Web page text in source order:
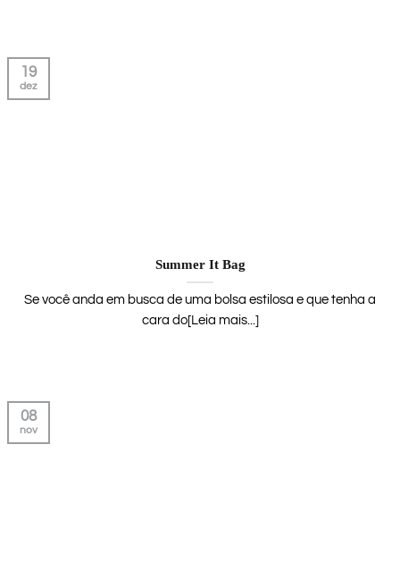
Summer It Bag
Se você anda em busca de uma bolsa estilosa e que tenha a
cara do[Leia mais...]
19
dez
08
nov